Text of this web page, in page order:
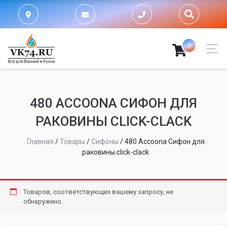
0
480 ACCOONA СИФОН ДЛЯ
РАКОВИНЫ CLICK-CLACK
Главная /Товары /Сифоны /480 Accoona Сифон для
раковины click-clack
Товаров, соответствующих вашему запросу, не
обнаружено.